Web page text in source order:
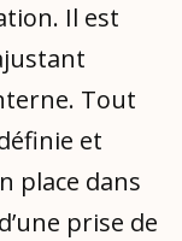
Il est
Tout
et
place dans
prise de